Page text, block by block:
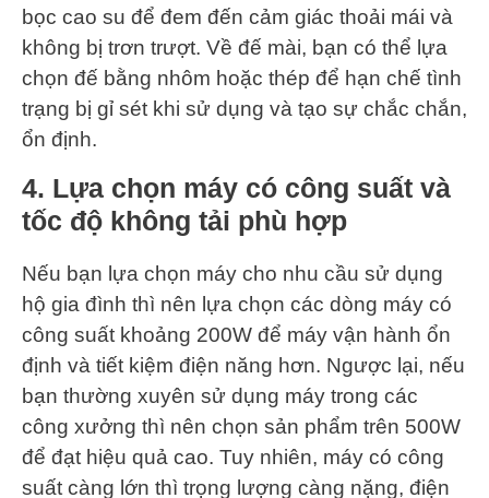
bọc cao su để đem đến cảm giác thoải mái và
không bị trơn trượt. Về đế mài, bạn có thể lựa
chọn đế bằng nhôm hoặc thép để hạn chế tình
trạng bị gỉ sét khi sử dụng và tạo sự chắc chắn,
ổn định.
4. Lựa chọn máy có công suất và
tốc độ không tải phù hợp
Nếu bạn lựa chọn máy cho nhu cầu sử dụng
hộ gia đình thì nên lựa chọn các dòng máy có
công suất khoảng 200W để máy vận hành ổn
định và tiết kiệm điện năng hơn. Ngược lại, nếu
bạn thường xuyên sử dụng máy trong các
công xưởng thì nên chọn sản phẩm trên 500W
để đạt hiệu quả cao. Tuy nhiên, máy có công
suất càng lớn thì trọng lượng càng nặng, điện